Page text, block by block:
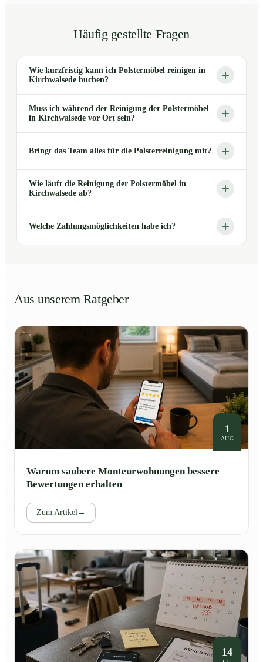
Häufig gestellte Fragen
Wie kurzfristig kann ich Polstermöbel reinigen in
Kirchwalsede buchen?
Muss ich während der Reinigung der Polstermöbel
in Kirchwalsede vor Ort sein?
Bringt das Team alles für die Polsterreinigung mit?
Wie läuft die Reinigung der Polstermöbel in
Kirchwalsede ab?
Welche Zahlungsmöglichkeiten habe ich?
Aus unserem Ratgeber
1
AUG
Warum saubere Monteurwohnungen bessere
Bewertungen erhalten
Zum Artikel→
14